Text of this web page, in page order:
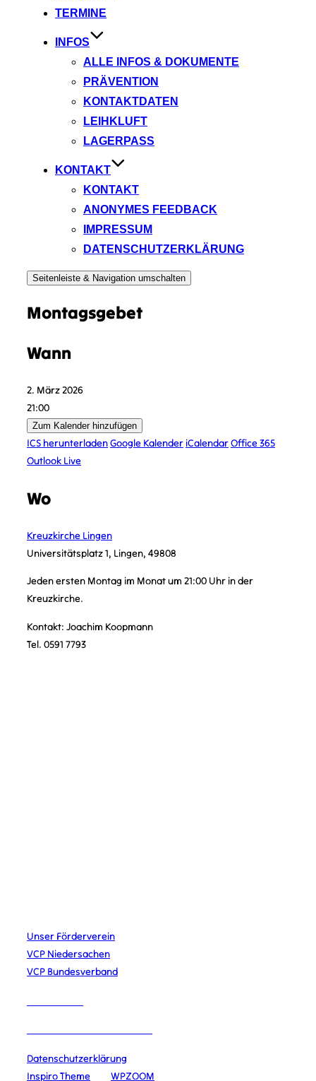
TERMINE
INFOS
ALLE INFOS & DOKUMENTE
PRÄVENTION
KONTAKTDATEN
LEIHKLUFT
LAGERPASS
KONTAKT
KONTAKT
ANONYMES FEEDBACK
IMPRESSUM
DATENSCHUTZERKLÄRUNG
Seitenleiste & Navigation umschalten
Montagsgebet
Wann
2. März 2026
21:00
Zum Kalender hinzufügen
ICS herunterladenGoogle Kalender iCalendarOffice 365
Outlook Live
Wo
Kreuzkirche Lingen
Universitätsplatz 1, Lingen, 49808
Jeden ersten Montag im Monat um 21:00 Uhr in der
Kreuzkirche.
Kontakt: Joachim Koopmann
Tel. 0591 7793
Unser Förderverein
VCP Niedersachen
VCP Bundesverband
Datenschutzerklärung
Inspiro Theme
WPZOOM